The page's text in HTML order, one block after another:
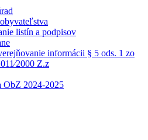
listín a podpisov
informácii § 5 ods. 1 zo
Z.z
ObZ 2024-2025